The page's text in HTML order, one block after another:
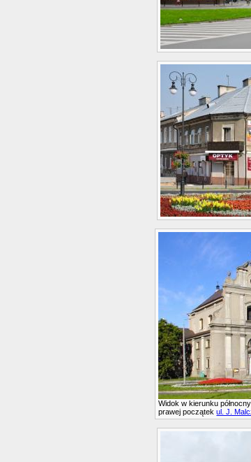
Widok w kierunku
prawej początekul. J.